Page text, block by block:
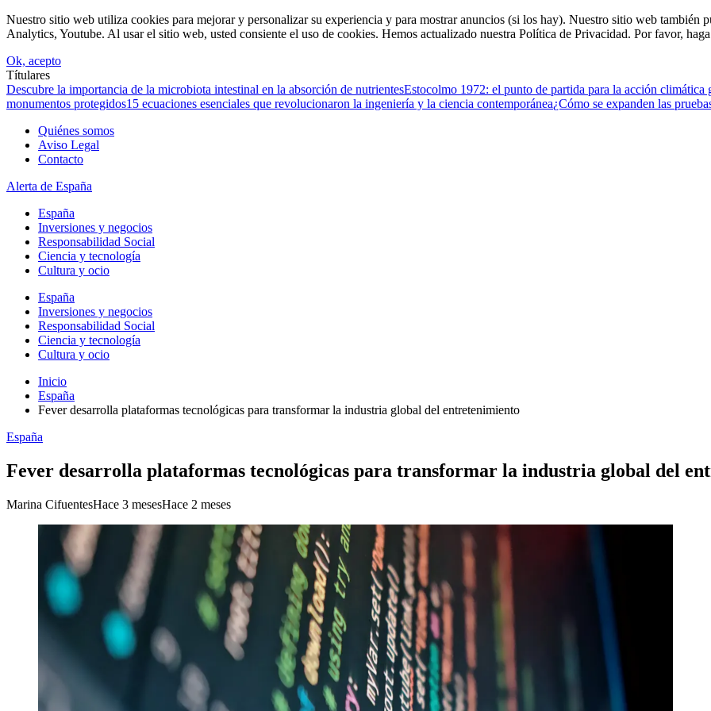
Nuestro sitio web utiliza cookies para mejorar y personalizar su experiencia y para mostrar anuncios (si los hay). Nuestro sitio web también
Analytics, Youtube. Al usar el sitio web, usted consiente el uso de cookies. Hemos actualizado nuestra Política de Privacidad. Por favor,
Ok, acepto
Títulares
Descubre la importancia de la microbiota intestinal en la absorción de nutrientesEstocolmo 1972: el punto de partida para la acción climática
monumentos protegidos15 ecuaciones esenciales que revolucionaron la ingeniería y la ciencia contemporánea¿Cómo se expanden las
Quiénes somos
Aviso Legal
Contacto
Alerta de España
España
Inversiones y negocios
Responsabilidad Social
Ciencia y tecnología
Cultura y ocio
España
Inversiones y negocios
Responsabilidad Social
Ciencia y tecnología
Cultura y ocio
Inicio
España
Fever desarrolla plataformas tecnológicas para transformar la industria global del entretenimiento
España
Fever desarrolla plataformas tecnológicas para transformar la industria global del
Marina CifuentesHace 3 mesesHace 2 meses